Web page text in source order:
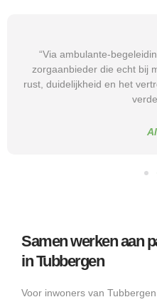
“Via ambulante-
zorgaanbieder die echt bij
rust, duidelijkheid en het
Samen werken aan
in Tubbergen
Voor inwoners van